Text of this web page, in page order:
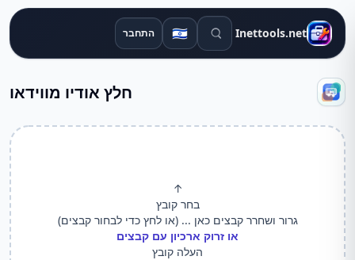
Inettools.net חיפוש כלים
🇮🇱 התחבר
חלץ אודיו מווידאו
↑
בחר קובץ
גרור ושחרר קבצים כאן ... (או לחץ כדי לבחור קבצים)
או זרוק ארכיון עם קבצים
העלה קובץ